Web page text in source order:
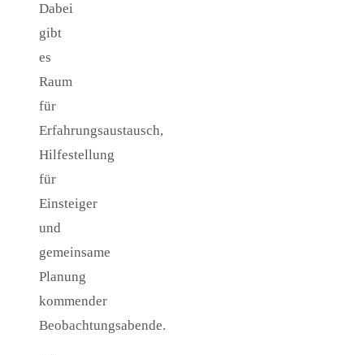
Dabei
gibt
es
Raum
für
Erfahrungsaustausch,
Hilfestellung
für
Einsteiger
und
gemeinsame
Planung
kommender
Beobachtungsabende.